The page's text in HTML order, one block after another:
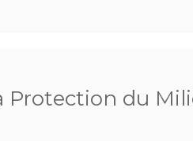
Protection du